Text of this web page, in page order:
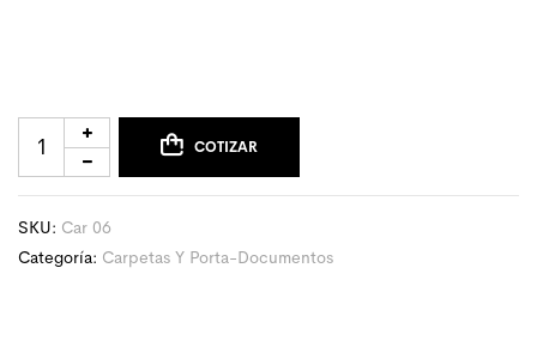
COTIZAR
SKU: Car 06
Categoría: Carpetas Y Porta-Documentos